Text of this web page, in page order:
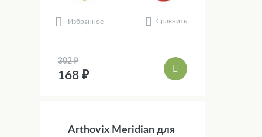
Избранное Сравнить
302 ₽
168 ₽
Arthovix Meridian для